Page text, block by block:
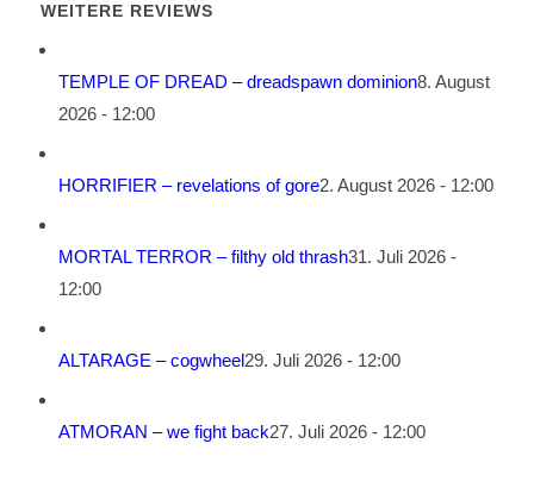
WEITERE REVIEWS
TEMPLE OF DREAD – dreadspawn dominion8. August
2026 - 12:00
HORRIFIER – revelations of gore2. August 2026 - 12:00
MORTAL TERROR – filthy old thrash31. Juli 2026 -
12:00
ALTARAGE – cogwheel29. Juli 2026 - 12:00
ATMORAN – we fight back27. Juli 2026 - 12:00